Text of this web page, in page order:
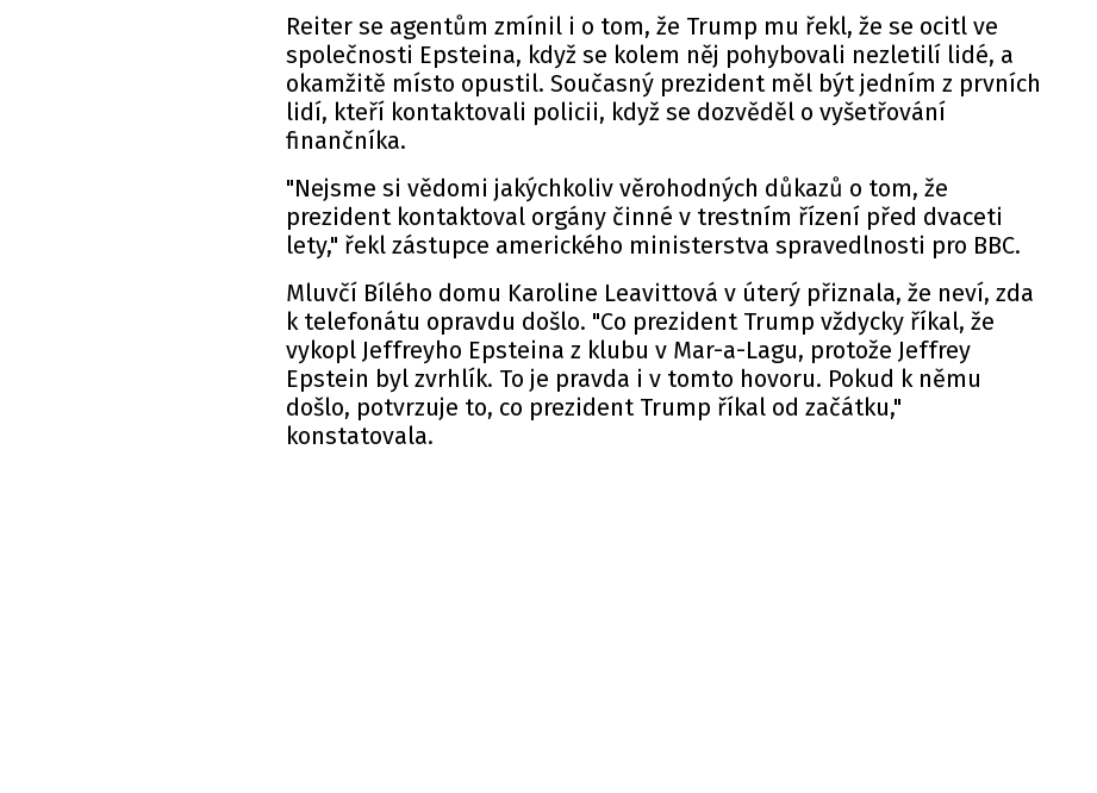
Reiter se agentům zmínil i o tom, že Trump mu řekl, že se ocitl ve
společnosti Epsteina, když se kolem něj pohybovali nezletilí lidé, a
okamžitě místo opustil. Současný prezident měl být jedním z prvních
lidí, kteří kontaktovali policii, když se dozvěděl o vyšetřování
finančníka.
"Nejsme si vědomi jakýchkoliv věrohodných důkazů o tom, že
prezident kontaktoval orgány činné v trestním řízení před dvaceti
lety," řekl zástupce amerického ministerstva spravedlnosti pro BBC.
Mluvčí Bílého domu Karoline Leavittová v úterý přiznala, že neví, zda
k telefonátu opravdu došlo. "Co prezident Trump vždycky říkal, že
vykopl Jeffreyho Epsteina z klubu v Mar-a-Lagu, protože Jeffrey
Epstein byl zvrhlík. To je pravda i v tomto hovoru. Pokud k němu
došlo, potvrzuje to, co prezident Trump říkal od začátku,"
konstatovala.